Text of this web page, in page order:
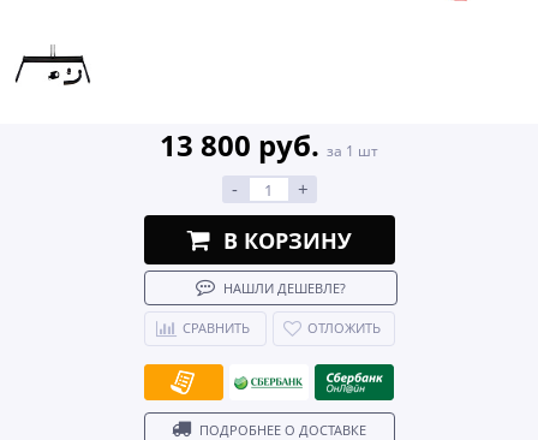
13 800 руб. за 1 шт
- +
В КОРЗИНУ
НАШЛИ ДЕШЕВЛЕ?
СРАВНИТЬ ОТЛОЖИТЬ
ПОДРОБНЕЕ О ДОСТАВКЕ